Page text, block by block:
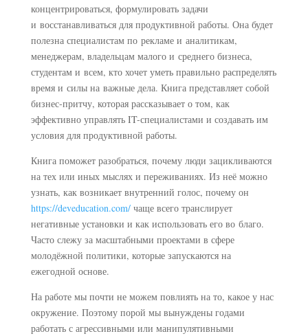
концентрироваться, формулировать задачи
и восстанавливаться для продуктивной работы. Она будет
полезна специалистам по рекламе и аналитикам,
менеджерам, владельцам малого и среднего бизнеса,
студентам и всем, кто хочет уметь правильно распределять
время и силы на важные дела. Книга представляет собой
бизнес-притчу, которая рассказывает о том, как
эффективно управлять IT-специалистами и создавать им
условия для продуктивной работы.
Книга поможет разобраться, почему люди зацикливаются
на тех или иных мыслях и переживаниях. Из неё можно
узнать, как возникает внутренний голос, почему он
https://deveducation.com/чаще всего транслирует
негативные установки и как использовать его во благо.
Часто слежу за масштабными проектами в сфере
молодёжной политики, которые запускаются на
ежегодной основе.
На работе мы почти не можем повлиять на то, какое у нас
окружение. Поэтому порой мы вынуждены годами
работать с агрессивными или манипулятивными